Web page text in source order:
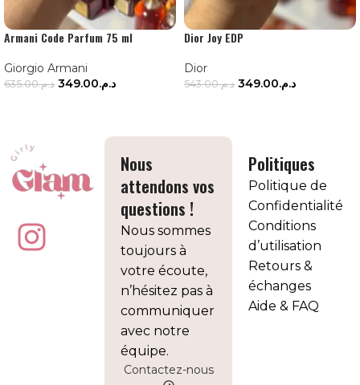
Armani Code Parfum 75 ml
Giorgio Armani
د.م.635.00 د.م.349.00
Dior Joy EDP
Dior
د.م.543.00 د.م.349.00
Nous
attendons vos
questions !
Nous sommes
toujours à
votre écoute,
n’hésitez pas à
communiquer
avec notre
équipe.
Contactez-nous
Politiques
Politique de
Confidentialité
Conditions
d’utilisation
Retours &
échanges
Aide & FAQ